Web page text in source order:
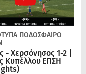
ΠΟΔΌΣΦΑΙΡΟ
- Χερσόνησος 1-2 |
Κυπέλλου ΕΠΣΗ